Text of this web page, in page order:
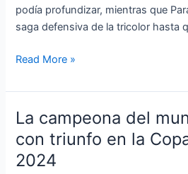
podía profundizar, mientras que
saga defensiva de la tricolor hasta
Read More »
La campeona del
con triunfo en la
2024
La
campeona
del
mundo